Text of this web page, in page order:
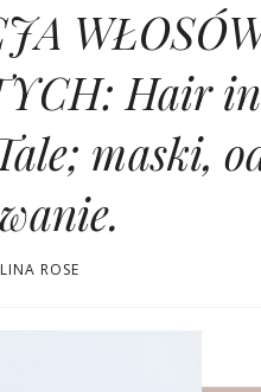
Hair
maski,
ROSE